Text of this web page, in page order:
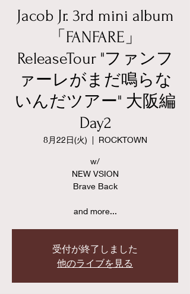
Jacob Jr. 3rd mini album
「FANFARE」
ReleaseTour "ファンフ
ァーレがまだ鳴らな
いんだツアー" 大阪編
Day2
8月22日(火)
  |
ROCKTOWN
w/
NEW VSION
Brave Back
and more...
受付が終了しました
他のライブを見る